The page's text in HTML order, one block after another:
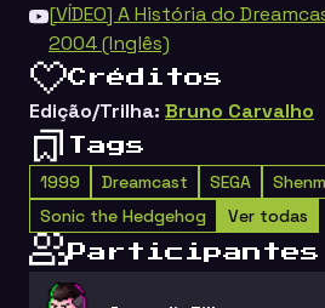
[VÍDEO] A História do
2004 (Inglês)
Créditos
Edição/Trilha: Bruno Carvalho
Tags
1999 Dreamcast SEGA
Sonic the Hedgehog
Ver todas
Participantes